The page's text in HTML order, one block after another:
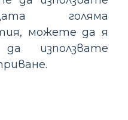
голяма
можете да я
използвате